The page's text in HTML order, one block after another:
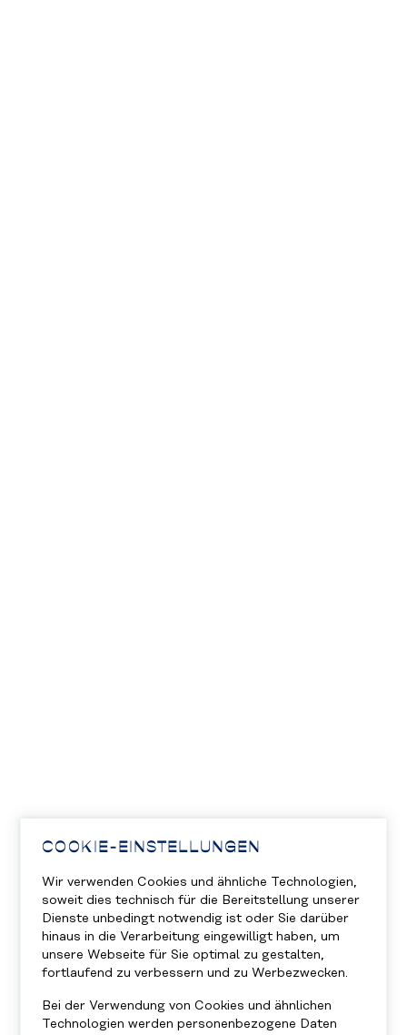
COOKIE-EINSTELLUNGEN
Wir verwenden Cookies und ähnliche Technologien,
soweit dies technisch für die Bereitstellung unserer
Dienste unbedingt notwendig ist oder Sie darüber
hinaus in die Verarbeitung eingewilligt haben, um
unsere Webseite für Sie optimal zu gestalten,
fortlaufend zu verbessern und zu Werbezwecken.
Bei der Verwendung von Cookies und ähnlichen
Technologien werden personenbezogene Daten